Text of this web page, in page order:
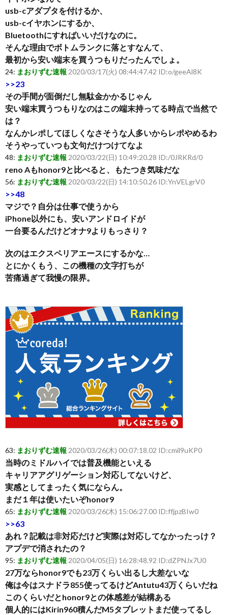
usb-cアダプタを付けるか、
usb-cイヤホンにするか、
Bluetoothにすればいいだけなのに。
そんな理由でボトムランクに落とすなんて、
最初から安い端末を買うつもりだったんでしょ。
24: まおりずむ速報 2020/03/17(火) 08:44:47.42 ID:o/geeAl8K
>>23
その手間が面倒だし無駄金かかるじゃん
安い端末買うつもりなのはこの端末持ってる時点で当然で
は？
なんかレポしてほしくなさそうな人多いからレポやめるわ
そうやっていつも文句だけつけてなよ
48: まおりずむ速報 2020/03/22(日) 10:49:20.28 ID:/0JRKRd/0
reno Aもhonor9と比べると、もたつき気味だな
56: まおりずむ速報 2020/03/22(日) 14:10:50.26 ID:YnVELgrV0
>>48
マジで？自分は仕事で使うから
iPhone以外にも、安いアンドロイドが
一台要るんだけどオナ9よりもっさり？
次のはエクスペリアエースにするかな…
とにかくもう、この機種の文字打ちが
苦痛過ぎて我慢の限界。
63: まおりずむ速報 2020/03/26(木) 00:07:18.02 ID:cmil9uKP0
当時のミドルハイでは普及機能といえる
キャリアアグリゲーション対応してないけど、
実感としてまったく気にならん。
まだ１年は使いたいぞhonor9
65: まおりずむ速報 2020/03/26(木) 15:06:27.00 ID:ffjpzBIw0
>>63
あれ？記載は非対応だけど実際は対応してなかったっけ？
アプデで消されたの？
95: まおりずむ速報 2020/04/05(日) 16:28:48.92 ID:dZPNJx7U0
27万ならhonor9でも23万くらい出るし大差ないな
俺は今はスナドラ855使ってるけどAntutu43万くらいだね
このくらいだとhonor9との体感差が結構ある
個人的にはKirin960積んだM5タブレットまだ使ってるし